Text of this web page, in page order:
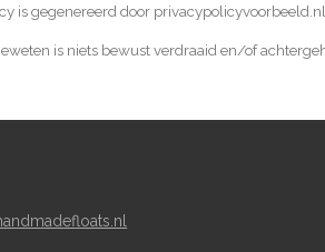
is gegenereerd door
is niets bewust verdraaid en/of